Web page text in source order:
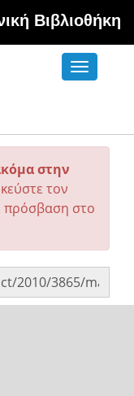
Βιβλιοθήκη
Toggle
στην
τον
πρόσβαση στο